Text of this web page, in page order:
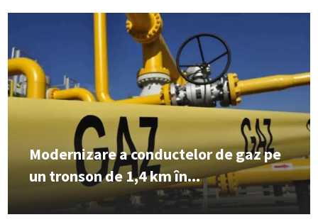
Modernizare a conductelor de gaz pe
un tronson de 1,4 km în...